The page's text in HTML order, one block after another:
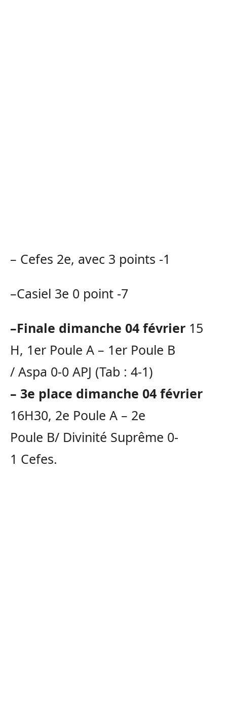
– Cefes 2e, avec 3 points -1
–Casiel 3e 0 point -7
–Finale dimanche 04 février 15
H, 1er Poule A – 1er Poule B
/ Aspa 0-0 APJ (Tab : 4-1)
– 3e place dimanche 04 février
16H30, 2e Poule A – 2e
Poule B/ Divinité Suprême 0-
1 Cefes.